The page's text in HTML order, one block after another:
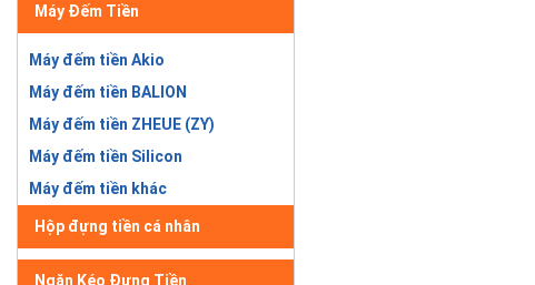
Máy Đếm Tiền
Máy đếm tiền Akio
Máy đếm tiền BALION
Máy đếm tiền ZHEUE (ZY)
Máy đếm tiền Silicon
Máy đếm tiền khác
Hộp đựng tiền cá nhân
Ngăn Kéo Đựng Tiền